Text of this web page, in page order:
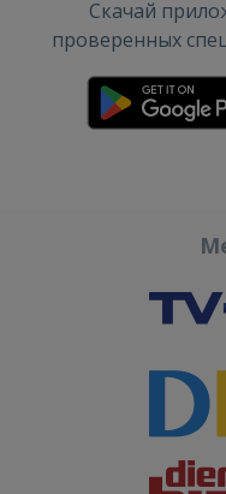
Скачай
проверенных